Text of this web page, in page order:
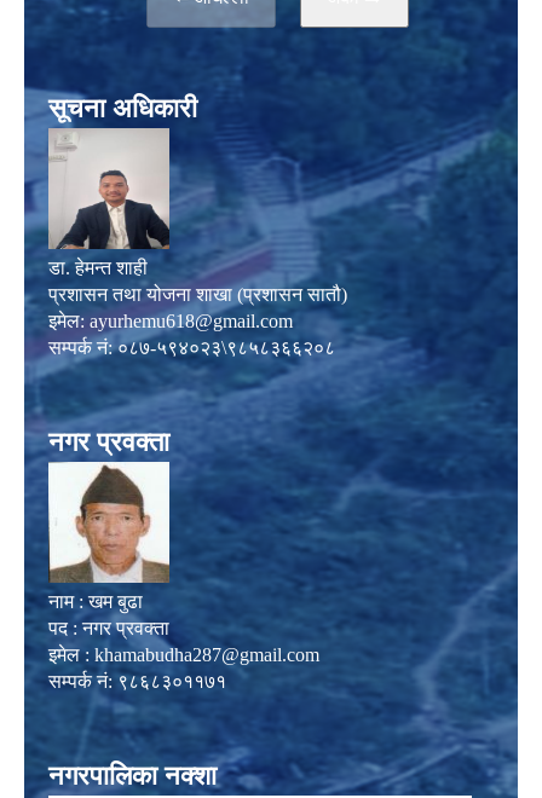
सूचना अधिकारी
डा. हेमन्त शाही
प्रशासन तथा योजना शाखा (प्रशासन सातौ)
इमेल: ayurhemu618@gmail.com
सम्पर्क नं: ०८७-५९४०२३\९८५८३६६२०८
नगर प्रवक्ता
नाम : खम बुढा
पद : नगर प्रवक्ता
इमेल : khamabudha287@gmail.com
सम्पर्क नं: ९८६८३०११७१
नगरपालिका नक्शा